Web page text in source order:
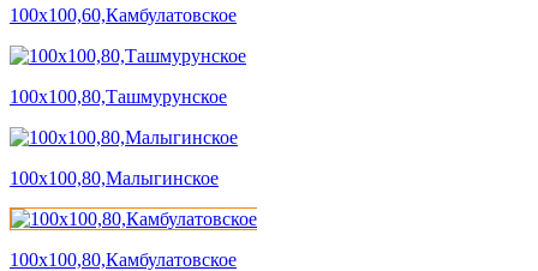
100х100,60,Камбулатовское
100х100,80,Ташмурунское
100х100,80,Малыгинское
100х100,80,Камбулатовское